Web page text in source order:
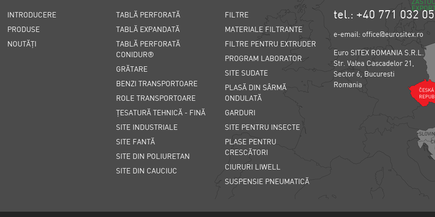
INTRODUCERE
PRODUSE
NOUTĂȚI
TABLĂ PERFORATĂ
TABLĂ EXPANDATĂ
TABLĂ PERFORATĂ
CONIDUR®
GRĂTARE
BENZI TRANSPORTOARE
ROLE TRANSPORTOARE
ȚESATURĂ TEHNICĂ - FINĂ
SITE INDUSTRIALE
SITE FANTĂ
SITE DIN POLIURETAN
SITE DIN CAUCIUC
FILTRE
MATERIALE FILTRANTE
FILTRE PENTRU EXTRUDER
PROGRAM LABORATOR
SITE SUDATE
PLASĂ DIN SÂRMĂ
ONDULATĂ
GARDURI
SITE PENTRU INSECTE
PLASE PENTRU
CRESCĂTORI
CIURURI LIWELL
SUSPENSIE PNEUMATICĂ
tel.: +40 771 032
e-email: office@eurositex.ro
Euro SITEX ROMANIA S.R.L.
Str. Valea Cascadelor 21,
Sector 6, Bucuresti
Romania